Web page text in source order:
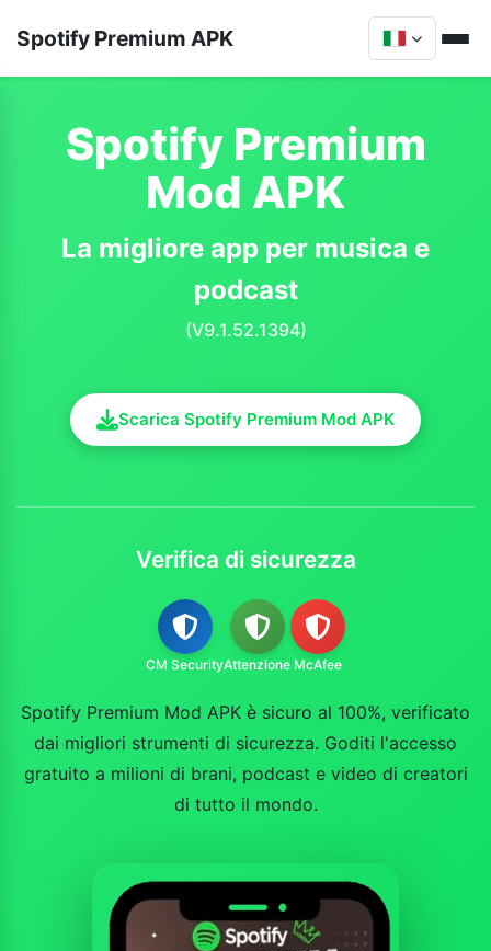
Spotify Premium APK
Spotify Premium
Mod APK
La migliore app per musica e
podcast
(V9.1.52.1394)
Scarica Spotify Premium Mod APK
Verifica di sicurezza
CM SecurityAttenzione McAfee
Spotify Premium Mod APK è sicuro al 100%, verificato
dai migliori strumenti di sicurezza. Goditi l'accesso
gratuito a milioni di brani, podcast e video di creatori
di tutto il mondo.